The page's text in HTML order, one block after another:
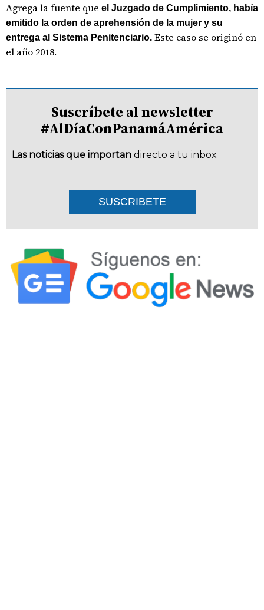
Agrega la fuente que el Juzgado de Cumplimiento, había
emitido la orden de aprehensión de la mujer y su
entrega al Sistema Penitenciario. Este caso se originó en
el año 2018.
Suscríbete al newsletter
#AlDíaConPanamáAmérica
Las noticias que importan directo a tu inbox
SUSCRIBETE